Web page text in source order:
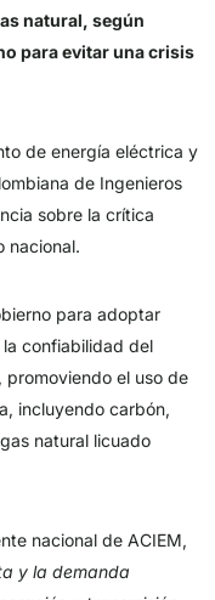
natural, según
para evitar una crisis
de energía eléctrica y
de Ingenieros
sobre la crítica
nacional.
para adoptar
confiabilidad del
promoviendo el uso de
incluyendo carbón,
natural licuado
nacional de ACIEM,
y la demanda